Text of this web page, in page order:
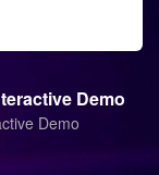
Demo
Demo